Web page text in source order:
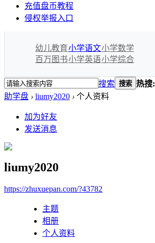
充值盘币教程
侵权举报入口
幼儿教育小学语文小学数学
百万图书小学英语小学综合
搜索 搜索 热搜:
助学盘 › liumy2020 › 个人资料
加为好友
发送消息
liumy2020
https://zhuxuepan.com/?43782
主题
相册
个人资料